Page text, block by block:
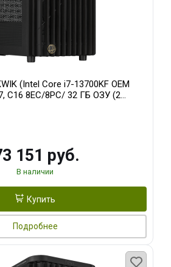
(Intel Core i7-13700KF OEM
C16 8EC/8PC/ 32 ГБ ОЗУ (2
24GB GDDR6X 384-Bit 3xDP
151 руб.
В наличии
Купить
Подробнее